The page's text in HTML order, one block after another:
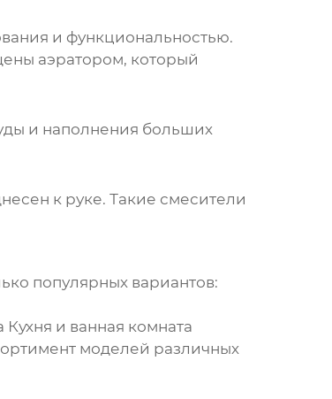
и функциональностью.
аэратором, который
и наполнения больших
к руке. Такие смесители
популярных вариантов:
и ванная комната
моделей различных